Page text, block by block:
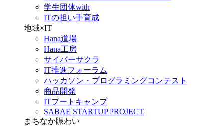
学生団体with
ITの担い手育成
地域×IT
Hana道場
Hana工房
サイバーサクラ
IT推進フォーラム
ハッカソン・プログラミングコンテスト
商品開発
ITブートキャンプ
SABAE STARTUP PROJECT
まちなか賑わい